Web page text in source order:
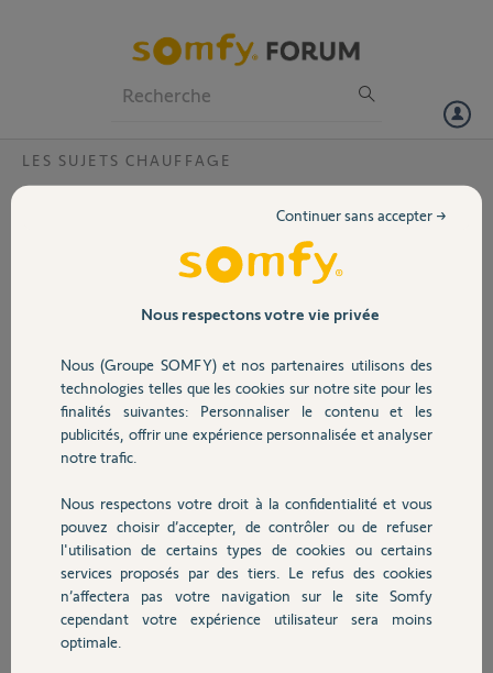
Volet
Sécurité
Domotique
Chauffage
Autres produits
LES SUJETS CHAUFFAGE
Connecter Atlactic Maradja à la box
Je suis tout nouveau sur le forum.
J'ai des radiateurs Maradja depuis quasiment 13/14 ans. A priori, ils
Est ce que le pass Cozytouch est compatible Maradja pour les rendre
connecté à une box Tahoma ?
https://www.atlantic.fr/Piloter-les-appareils/Via-smartph...
Merci beaucoup pour votre aide.
Merci,
Edouard D.
il y a plus d'un an
Participer au fil de discussion
Nous respectons votre vie privée
Nous (Groupe SOMFY) et nos partenaires utilisons des
technologies telles que les cookies sur notre site pour les
finalités suivantes: Personnaliser le contenu et les
publicités, offrir une expérience personnalisée et analyser
notre trafic.
Nous respectons votre droit à la confidentialité et vous
pouvez choisir d’accepter, de contrôler ou de refuser
l'utilisation de certains types de cookies ou certains
services proposés par des tiers. Le refus des cookies
n’affectera pas votre navigation sur le site Somfy
cependant votre expérience utilisateur sera moins
optimale.
Continuer sans accepter →